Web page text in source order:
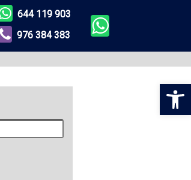
644 119 903
976 384 383